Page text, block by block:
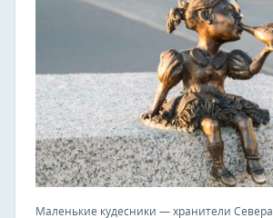
Маленькие кудесники — хранители Севера.